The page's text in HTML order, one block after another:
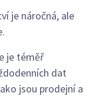
je náročná, ale
je téměř
dat
jsou prodejní a